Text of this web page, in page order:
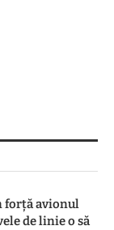
forță avionul
de linie o să